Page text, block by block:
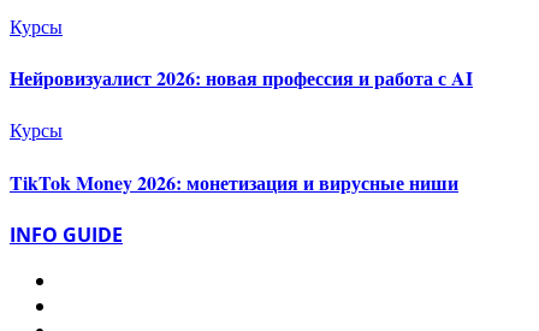
Курсы
Нейровизуалист 2026: новая профессия и работа с AI
Курсы
TikTok Money 2026: монетизация и вирусные ниши
INFO GUIDE